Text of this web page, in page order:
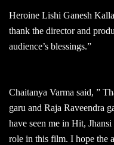
Heroine Lishi Ganesh
thank the director and
audience’s blessings.”
Chaitanya Varma said, ”
garu and Raja Raveendra
have seen me in Hit,
role in this film. I hope the